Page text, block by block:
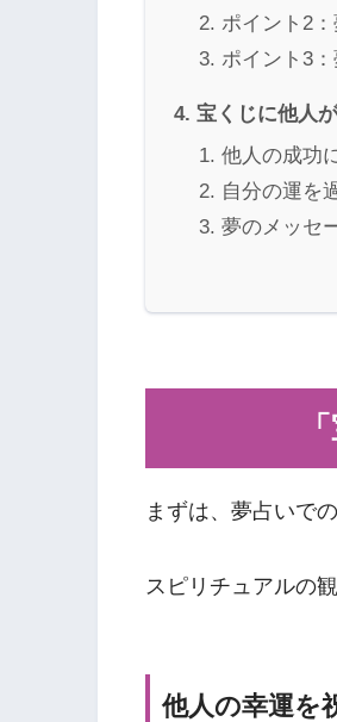
ポイント2
ポイント3
宝くじに他人
他人の成功
自分の運を
夢のメッセ
まずは、夢占いで
スピリチュアルの
他人の幸運を